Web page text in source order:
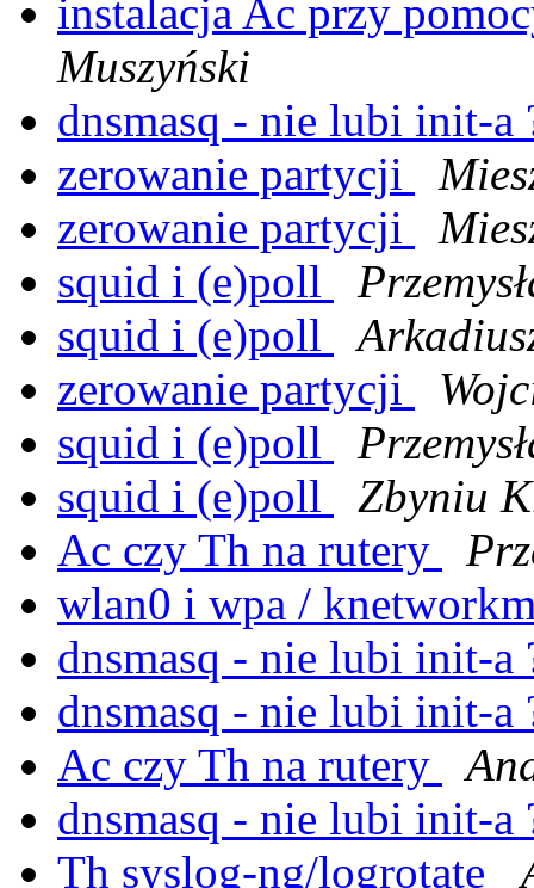
instalacja Ac przy
Muszyński
dnsmasq - nie lubi init-a
zerowanie partycji
zerowanie partycji
squid i (e)poll
squid i (e)poll
zerowanie partycji
squid i (e)poll
squid i (e)poll
Zbyniu
Ac czy Th na rutery
wlan0 i wpa /
dnsmasq - nie lubi init-a
dnsmasq - nie lubi init-a
Ac czy Th na rutery
dnsmasq - nie lubi init-a
Th syslog-ng/logrotate